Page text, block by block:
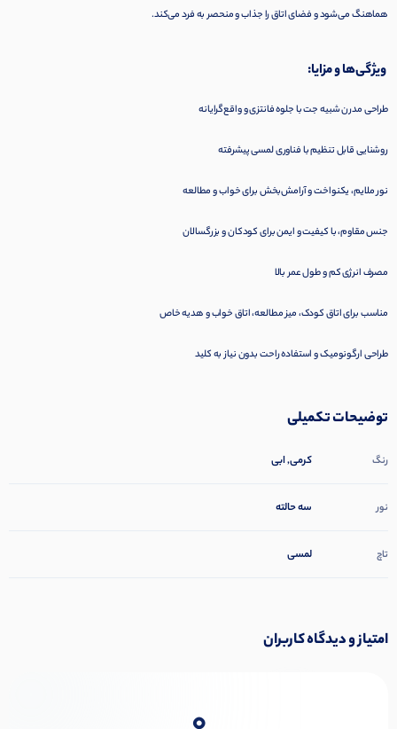
هماهنگ می‌شود و فضای اتاق را جذاب و منحصر به فرد می‌کند.
ویژگی‌ها و مزایا:
طراحی مدرن شبیه جت با جلوه فانتزی و واقع‌گرایانه
روشنایی قابل تنظیم با فناوری لمسی پیشرفته
نور ملایم، یکنواخت و آرامش‌بخش برای خواب و مطالعه
جنس مقاوم، با کیفیت و ایمن برای کودکان و بزرگسالان
مصرف انرژی کم و طول عمر بالا
مناسب برای اتاق کودک، میز مطالعه، اتاق خواب و هدیه خاص
طراحی ارگونومیک و استفاده راحت بدون نیاز به کلید
توضیحات تکمیلی
رنگ کرمی, ابی
نور سه حالته
تاچ لمسی
امتیاز و دیدگاه کاربران